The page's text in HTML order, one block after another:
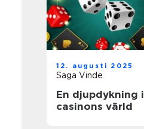
12. augusti 2025
Saga Vinde
En djupdykning i
casinons värld